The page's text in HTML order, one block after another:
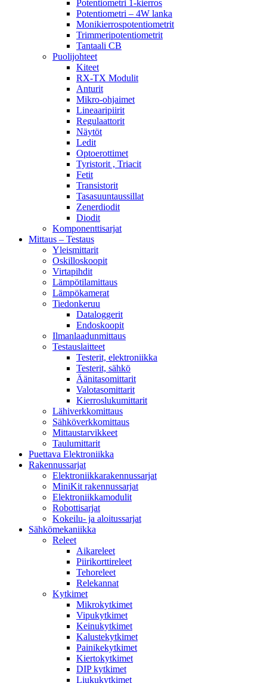
Potentiometri 1-kierros
Potentiometri – 4W lanka
Monikierrospotentiometrit
Trimmeripotentiometrit
Tantaali CB
Puolijohteet
Kiteet
RX-TX Modulit
Anturit
Mikro-ohjaimet
Lineaaripiirit
Regulaattorit
Näytöt
Ledit
Optoerottimet
Tyristorit , Triacit
Fetit
Transistorit
Tasasuuntaussillat
Zenerdiodit
Diodit
Komponenttisarjat
Mittaus – Testaus
Yleismittarit
Oskilloskoopit
Virtapihdit
Lämpötilamittaus
Lämpökamerat
Tiedonkeruu
Dataloggerit
Endoskoopit
Ilmanlaadunmittaus
Testauslaitteet
Testerit, elektroniikka
Testerit, sähkö
Äänitasomittarit
Valotasomittarit
Kierroslukumittarit
Lähiverkkomittaus
Sähköverkkomittaus
Mittaustarvikkeet
Taulumittarit
Puettava Elektroniikka
Rakennussarjat
Elektroniikkarakennussarjat
MiniKit rakennussarjat
Elektroniikkamodulit
Robottisarjat
Kokeilu- ja aloitussarjat
Sähkömekaniikka
Releet
Aikareleet
Piirikorttireleet
Tehoreleet
Relekannat
Kytkimet
Mikrokytkimet
Vipukytkimet
Keinukytkimet
Kalustekytkimet
Painikekytkimet
Kiertokytkimet
DIP kytkimet
Liukukytkimet